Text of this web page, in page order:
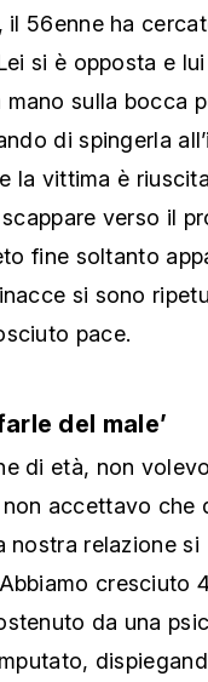
il 56enne ha
si è opposta e
sulla bocca
di spingerla
la vittima è
verso il
fine soltanto
si sono
pace.
del male’
di età, non
accettavo che
nostra relazione si
cresciuto
da una